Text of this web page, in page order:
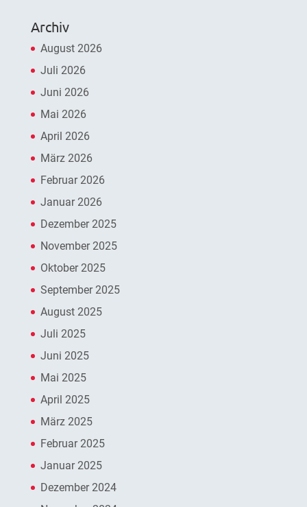
Archiv
August 2026
Juli 2026
Juni 2026
Mai 2026
April 2026
März 2026
Februar 2026
Januar 2026
Dezember 2025
November 2025
Oktober 2025
September 2025
August 2025
Juli 2025
Juni 2025
Mai 2025
April 2025
März 2025
Februar 2025
Januar 2025
Dezember 2024